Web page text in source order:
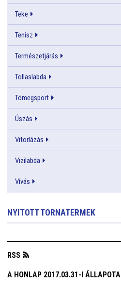
Teke
Tenisz
Természetjárás
Tollaslabda
Tömegsport
Úszás
Vitorlázás
Vizilabda
Vívás
NYITOTT TORNATERMEK
RSS
A HONLAP 2017.03.31-I ÁLLAPOTA